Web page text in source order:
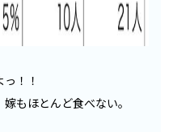
！！
もほとんど食べない。